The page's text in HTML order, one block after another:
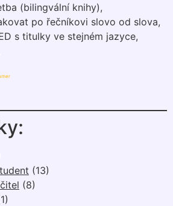
(bilingvální knihy),
po řečníkovi slovo od slova,
s titulky ve stejném jazyce,
(13)
(8)